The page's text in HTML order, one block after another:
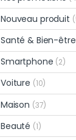
Nouveau produit
Santé & Bien-être
Smartphone (2)
Voiture (10)
Maison (37)
Beauté (1)